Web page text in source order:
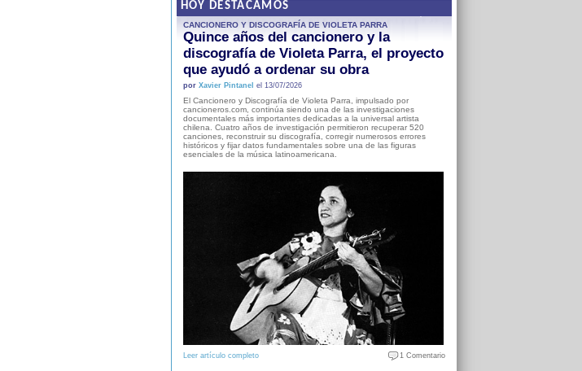
HOY DESTACAMOS
CANCIONERO Y DISCOGRAFÍA DE VIOLETA PARRA
Quince años del cancionero y la
discografía de Violeta Parra, el proyecto
que ayudó a ordenar su obra
por Xavier Pintanel el 13/07/2026
El Cancionero y Discografía de Violeta Parra, impulsado por
cancioneros.com, continúa siendo una de las investigaciones
documentales más importantes dedicadas a la universal artista
chilena. Cuatro años de investigación permitieron recuperar 520
canciones, reconstruir su discografía, corregir numerosos errores
históricos y fijar datos fundamentales sobre una de las figuras
esenciales de la música latinoamericana.
Leer artículo completo 1 Comentario